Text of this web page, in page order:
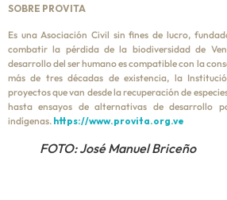
SOBRE PROVITA
Es una Asociación Civil sin fines de lucro,
combatir la pérdida de la biodiversidad de
desarrollo del ser humano es compatible con la
más de tres décadas de existencia, la
proyectos que van desde la recuperación de
hasta ensayos de alternativas de desarrollo
indígenas. https://www.provita.org.ve
FOTO: José Manuel Briceño